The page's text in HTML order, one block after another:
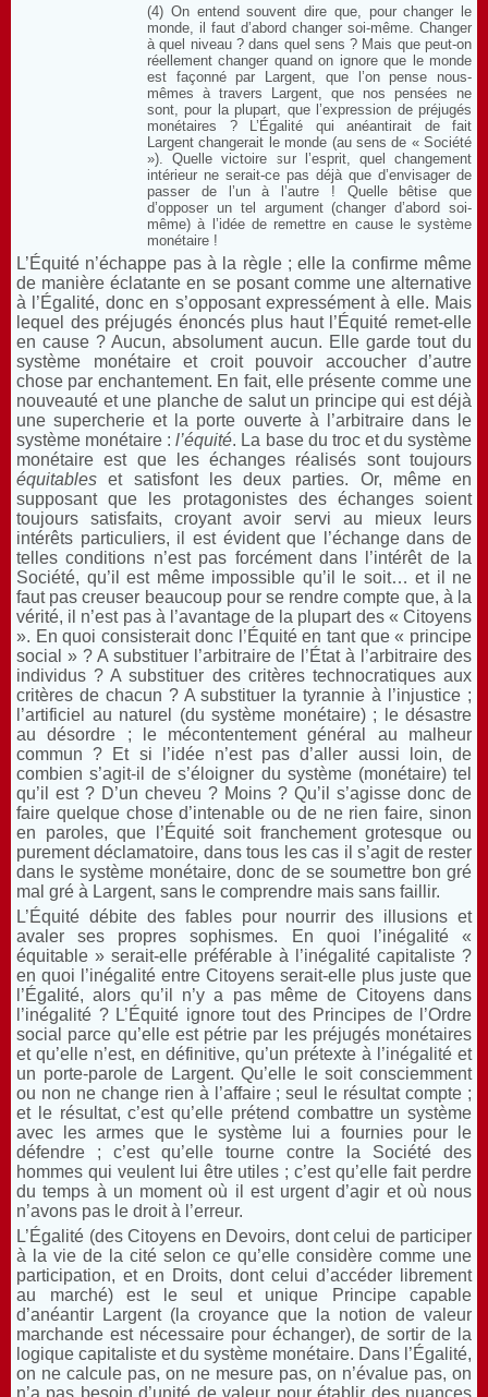
(4) On entend souvent dire que, pour changer le
monde, il faut d’abord changer soi-même. Changer
à quel niveau ? dans quel sens ? Mais que peut-on
réellement changer quand on ignore que le monde
est façonné par Largent, que l’on pense nous-
mêmes à travers Largent, que nos pensées ne
sont, pour la plupart, que l’expression de préjugés
monétaires ? L’Égalité qui anéantirait de fait
Largent changerait le monde (au sens de « Société
»). Quelle victoire sur l’esprit, quel changement
intérieur ne serait-ce pas déjà que d’envisager de
passer de l’un à l’autre ! Quelle bêtise que
d’opposer un tel argument (changer d’abord soi-
même) à l’idée de remettre en cause le système
monétaire !
L’Équité n’échappe pas à la règle ; elle la confirme même
de manière éclatante en se posant comme une alternative
à l’Égalité, donc en s’opposant expressément à elle. Mais
lequel des préjugés énoncés plus haut l’Équité remet-elle
en cause ? Aucun, absolument aucun. Elle garde tout du
système monétaire et croit pouvoir accoucher d’autre
chose par enchantement. En fait, elle présente comme une
nouveauté et une planche de salut un principe qui est déjà
une supercherie et la porte ouverte à l’arbitraire dans le
système monétaire :l’équité. La base du troc et du système
monétaire est que les échanges réalisés sont toujours
équitables et satisfont les deux parties. Or, même en
supposant que les protagonistes des échanges soient
toujours satisfaits, croyant avoir servi au mieux leurs
intérêts particuliers, il est évident que l’échange dans de
telles conditions n’est pas forcément dans l’intérêt de la
Société, qu’il est même impossible qu’il le soit… et il ne
faut pas creuser beaucoup pour se rendre compte que, à la
vérité, il n’est pas à l’avantage de la plupart des « Citoyens
». En quoi consisterait donc l’Équité en tant que « principe
social » ? A substituer l’arbitraire de l’État à l’arbitraire des
individus ? A substituer des critères technocratiques aux
critères de chacun ? A substituer la tyrannie à l’injustice ;
l’artificiel au naturel (du système monétaire) ; le désastre
au désordre ; le mécontentement général au malheur
commun ? Et si l’idée n’est pas d’aller aussi loin, de
combien s’agit-il de s’éloigner du système (monétaire) tel
qu’il est ? D’un cheveu ? Moins ? Qu’il s’agisse donc de
faire quelque chose d’intenable ou de ne rien faire, sinon
en paroles, que l’Équité soit franchement grotesque ou
purement déclamatoire, dans tous les cas il s’agit de rester
dans le système monétaire, donc de se soumettre bon gré
mal gré à Largent, sans le comprendre mais sans faillir.
L’Équité débite des fables pour nourrir des illusions et
avaler ses propres sophismes. En quoi l’inégalité «
équitable » serait-elle préférable à l’inégalité capitaliste ?
en quoi l’inégalité entre Citoyens serait-elle plus juste que
l’Égalité, alors qu’il n’y a pas même de Citoyens dans
l’inégalité ? L’Équité ignore tout des Principes de l’Ordre
social parce qu’elle est pétrie par les préjugés monétaires
et qu’elle n’est, en définitive, qu’un prétexte à l’inégalité et
un porte-parole de Largent. Qu’elle le soit consciemment
ou non ne change rien à l’affaire ; seul le résultat compte ;
et le résultat, c’est qu’elle prétend combattre un système
avec les armes que le système lui a fournies pour le
défendre ; c’est qu’elle tourne contre la Société des
hommes qui veulent lui être utiles ; c’est qu’elle fait perdre
du temps à un moment où il est urgent d’agir et où nous
n’avons pas le droit à l’erreur.
L’Égalité (des Citoyens en Devoirs, dont celui de participer
à la vie de la cité selon ce qu’elle considère comme une
participation, et en Droits, dont celui d’accéder librement
au marché) est le seul et unique Principe capable
d’anéantir Largent (la croyance que la notion de valeur
marchande est nécessaire pour échanger), de sortir de la
logique capitaliste et du système monétaire. Dans l’Égalité,
on ne calcule pas, on ne mesure pas, on n’évalue pas, on